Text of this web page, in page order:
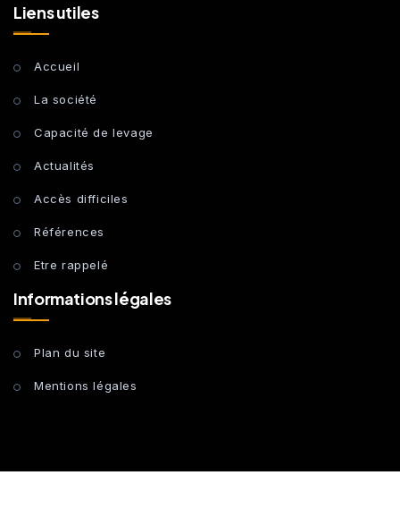
Liens utiles
Accueil
La société
Capacité de levage
Actualités
Accès difficiles
Références
Etre rappelé
Informations légales
Plan du site
Mentions légales